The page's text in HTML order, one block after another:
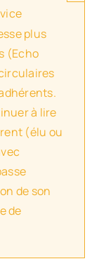
plus
(Echo
à lire
(élu ou
de son
de